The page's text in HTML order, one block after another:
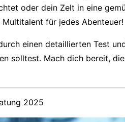
oder dein Zelt in eine
für jedes Abenteuer!
einen detaillierten Test
solltest. Mach dich bereit,
2025